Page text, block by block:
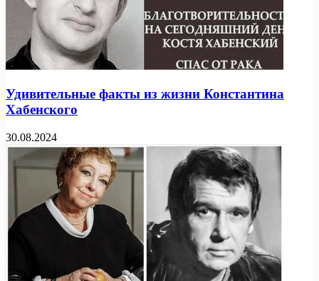
Удивительные факты из жизни Константина
Хабенского
30.08.2024